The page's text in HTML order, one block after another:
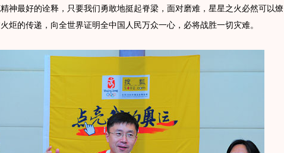
神最好的诠释，只要我们勇敢地挺起脊梁，面对磨难，星星之火必然可以燎
炬的传递，向全世界证明全中国人民万众一心，必将战胜一切灾难。